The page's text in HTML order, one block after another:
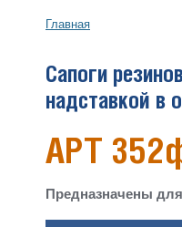
Вы здесь
Главная
Сапоги
надставкой в
АРТ
Предназначены